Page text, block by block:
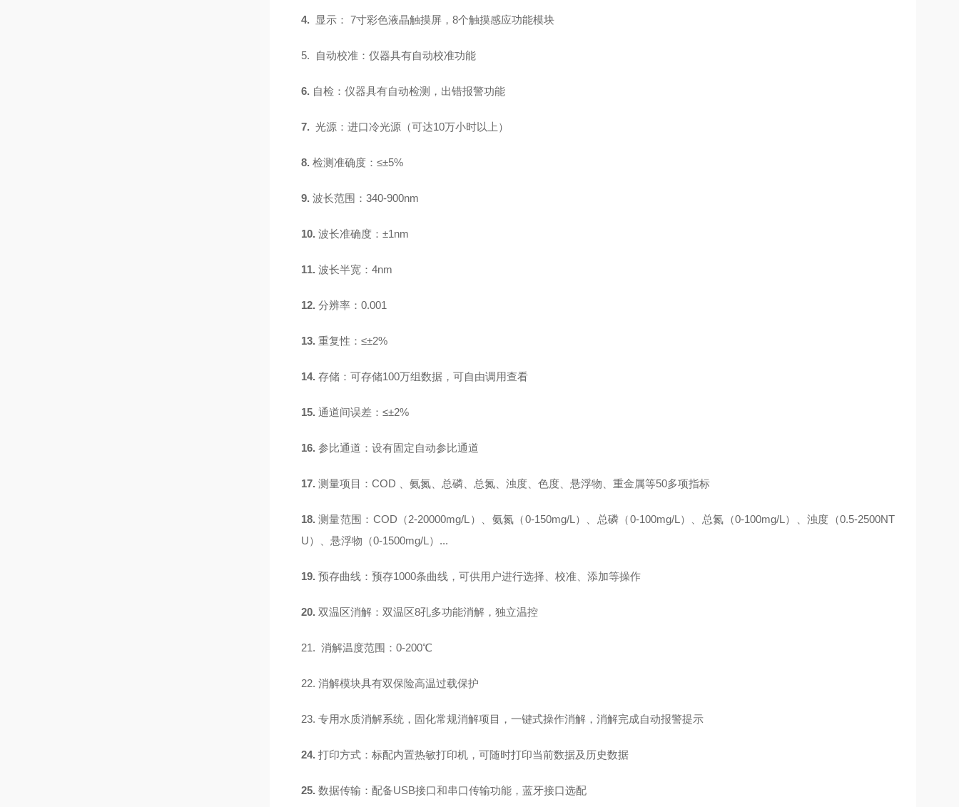
4. 显示： 7寸彩色液晶触摸屏， 8个触摸感应功能模块
5. 自动校准： 仪器具有自动校准功能
6. 自检： 仪器具有自动检测，出错报警功能
7. 光源： 进口冷光源（可达10万小时以上）
8. 检测准确度： ≤±5%
9. 波长范围： 340-900nm
10. 波长准确度： ±1nm
11. 波长半宽： 4nm
12. 分辨率： 0.001
13. 重复性： ≤±2%
14. 存储： 可存储100万组数据，可自由调用查看
15. 通道间误差： ≤±2%
16. 参比通道： 设有固定自动参比通道
17. 测量项目： COD 、氨氮、总磷、总氮、浊度、色度、 悬浮物、 重金属等50多项指标
18. 测量范围 ： COD（2-20000mg/L）、氨氮（0-150mg/L）、总磷（0-100mg/L）、总氮（0-100mg/L）、浊度（0.5-2500NT
U）、 悬浮物（0-1500mg/L）...
19. 预存曲线： 预存1000条曲线，可供用户进行选择、校准、添加等操作
20. 双温区消解： 双温区8孔多功能消解， 独立温控
21. 消解温度范围： 0-200℃
22. 消解模块具有双保险高温过载保护
23. 专用水质消解系统，固化常规消解项目，一键式操作消解，消解完成自动报警提示
24. 打印方式： 标配内置热敏打印机， 可随时打印当前数据及历史数据
25. 数据传输： 配备USB接口和串口传输功能，蓝牙接口选配